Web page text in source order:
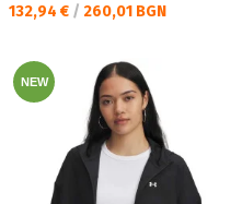
Текуща цена:
132,94 € / 260,01 BGN
NEW